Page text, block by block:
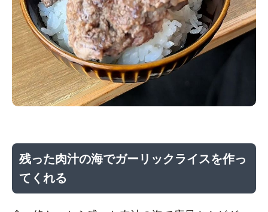
残った肉汁の海でガーリックライスを作っ
てくれる